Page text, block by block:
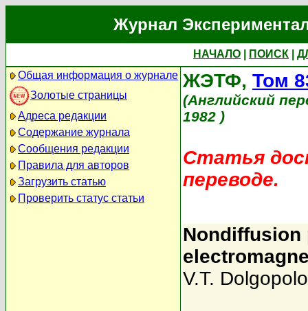
Журнал
НАЧАЛО ПОИСК
Общая информация о журнале
Золотые страницы
Адреса редакции
Содержание журнала
Сообщения редакции
Правила для авторов
Загрузить статью
Проверить статус статьи
ЖЭТФ, Том
(Английский
1982 )
Статья
переводе.
Nondiffusion
V.T.